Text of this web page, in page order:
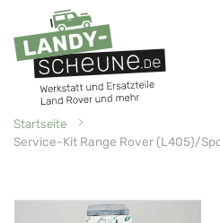
Startseite
Service-Kit Range Rover (L405)/
Ende
Anfang